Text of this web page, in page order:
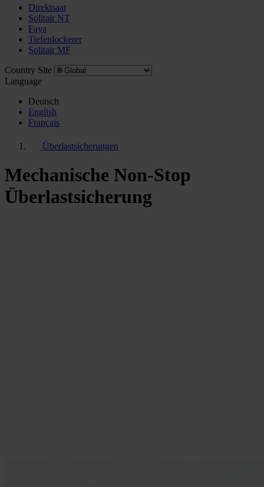
Direktsaat
Solitair NT
Faya
Tiefenlockerer
Solitair MF
Country Site
Language
Deutsch
English
Français
Überlastsicherungen
Mechanische Non-Stop
Überlastsicherung